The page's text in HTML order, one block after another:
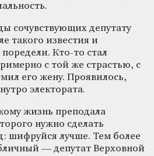
сочувствующих депутату
такого известия и
Кто-то стал
с той же страстью, с
его жену. Проявилось,
электората.
жизнь преподала
нужно сделать
шифруйся лучше. Тем более
— депутат Верховной